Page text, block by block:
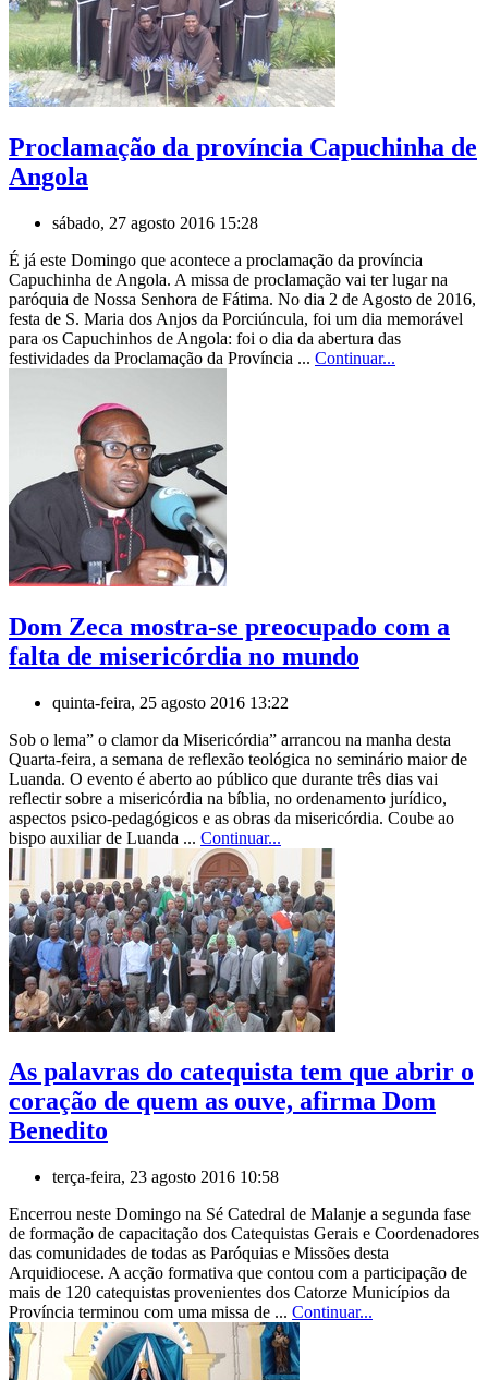
Proclamação da província Capuchinha de
Angola
sábado, 27 agosto 2016 15:28
É já este Domingo que acontece a proclamação da província
Capuchinha de Angola. A missa de proclamação vai ter lugar na
paróquia de Nossa Senhora de Fátima. No dia 2 de Agosto de 2016,
festa de S. Maria dos Anjos da Porciúncula, foi um dia memorável
para os Capuchinhos de Angola: foi o dia da abertura das
festividades da Proclamação da Província ... Continuar...
Dom Zeca mostra-se preocupado com a
falta de misericórdia no mundo
quinta-feira, 25 agosto 2016 13:22
Sob o lema” o clamor da Misericórdia” arrancou na manha desta
Quarta-feira, a semana de reflexão teológica no seminário maior de
Luanda. O evento é aberto ao público que durante três dias vai
reflectir sobre a misericórdia na bíblia, no ordenamento jurídico,
aspectos psico-pedagógicos e as obras da misericórdia. Coube ao
bispo auxiliar de Luanda ... Continuar...
As palavras do catequista tem que abrir o
coração de quem as ouve, afirma Dom
Benedito
terça-feira, 23 agosto 2016 10:58
Encerrou neste Domingo na Sé Catedral de Malanje a segunda fase
de formação de capacitação dos Catequistas Gerais e Coordenadores
das comunidades de todas as Paróquias e Missões desta
Arquidiocese. A acção formativa que contou com a participação de
mais de 120 catequistas provenientes dos Catorze Municípios da
Província terminou com uma missa de ... Continuar...